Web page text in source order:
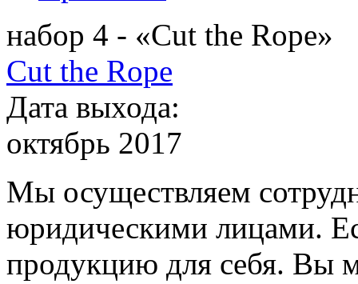
набор 4 - «Cut the Rope»
Cut the Rope
Дата выхода:
октябрь 2017
Мы осуществляем
юридическими лицами.
продукцию для себя. Вы